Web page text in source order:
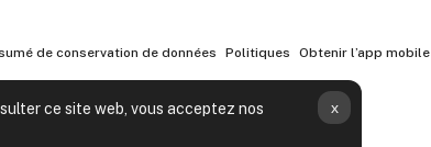
ce site web, vous acceptez nos
x
de conservation de données Politiques Obtenir l’app mobile